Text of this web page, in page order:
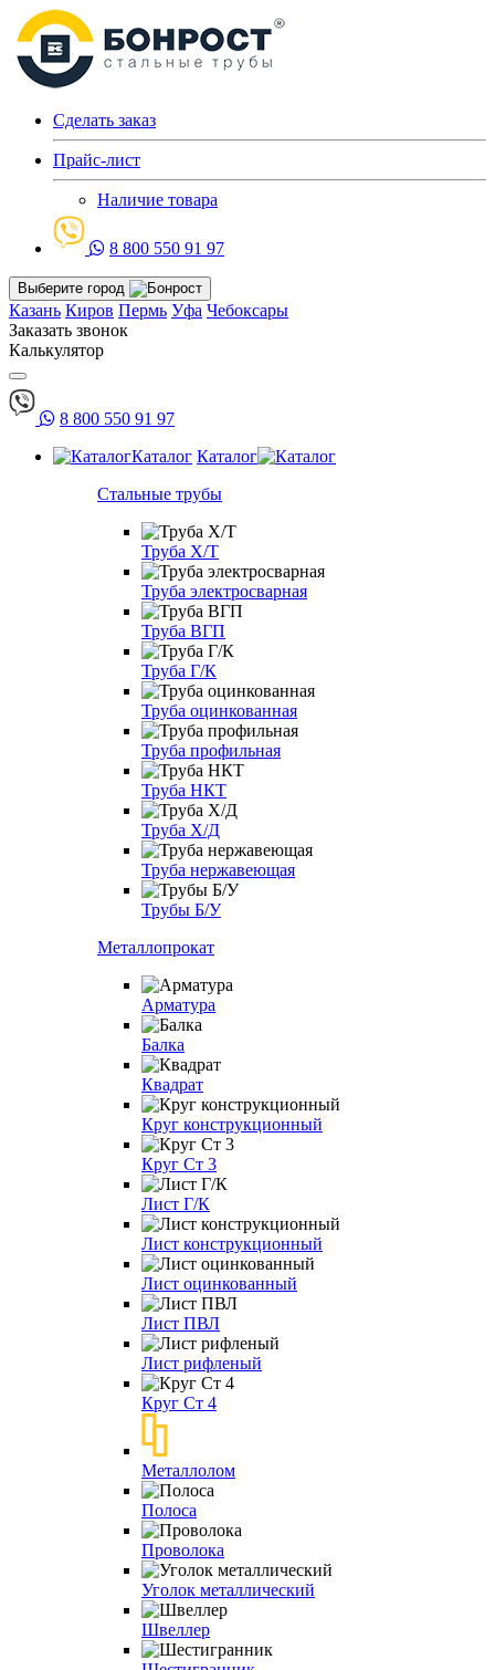
Сделать заказ
Прайс-лист
Наличие товара
8 800 550 91 97
Выберите город
Казань Киров Пермь Уфа Чебоксары
Заказать звонок
Калькулятор
8 800 550 91 97
Каталог Каталог
Стальные трубы
Труба Х/Т
Труба электросварная
Труба ВГП
Труба Г/К
Труба оцинкованная
Труба профильная
Труба НКТ
Труба Х/Д
Труба нержавеющая
Трубы Б/У
Металлопрокат
Арматура
Балка
Квадрат
Круг конструкционный
Круг Ст 3
Лист Г/К
Лист конструкционный
Лист оцинкованный
Лист ПВЛ
Лист рифленый
Круг Ст 4
Металлолом
Полоса
Проволока
Уголок металлический
Швеллер